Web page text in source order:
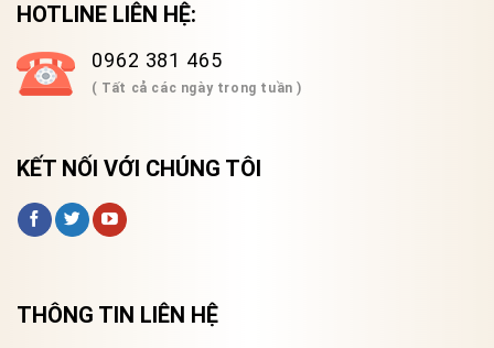
HOTLINE LIÊN HỆ:
0962 381 465
( Tất cả các ngày trong tuần )
KẾT NỐI VỚI CHÚNG TÔI
THÔNG TIN LIÊN HỆ